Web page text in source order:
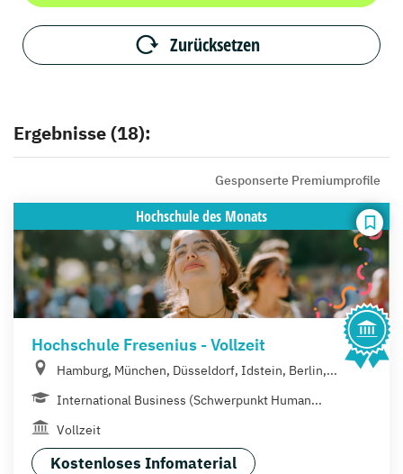
Zurücksetzen
Ergebnisse (18):
Gesponserte Premiumprofile
Hochschuledes Monats
Hochschule Fresenius - Vollzeit
Hamburg, München, Düsseldorf, Idstein, Berlin,...
International Business (Schwerpunkt Human...
Vollzeit
Kostenloses Infomaterial